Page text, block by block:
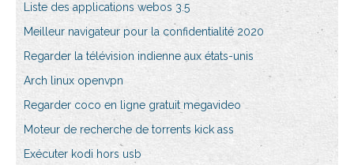
Liste des applications webos 3.5
Meilleur navigateur pour la confidentialité 2020
Regarder la télévision indienne aux états-unis
Arch linux openvpn
Regarder coco en ligne gratuit megavideo
Moteur de recherche de torrents kick ass
Exécuter kodi hors usb